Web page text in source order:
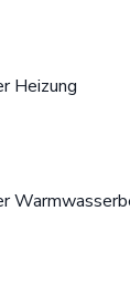
Heizung